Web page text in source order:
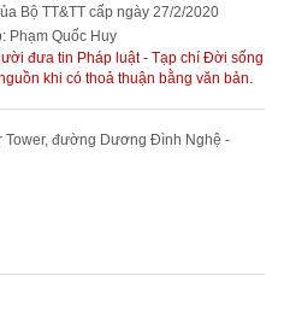
Bộ TT&TT cấp ngày 27/2/2020
Phạm Quốc Huy
đưa tin Pháp luật - Tạp chí Đời sống
khi có thoả thuận bằng văn bản.
Tower, đường Dương Đình Nghệ -